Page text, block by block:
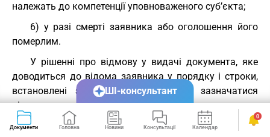
належать до компетенції уповноваженого суб’єкта;
6) у разі смерті заявника або оголошення його
померлим.
У рішенні про відмову у видачі документа, яке
доводиться до відома заявника у порядку і строки,
встановлені законодавством, мають зазначатися
підстави для відмови та порядок його оскарження.
Особа має право повторно звернутися до
уповноваженого суб’єкта із заявою у разі зміни або
Документи Головна Новини Консультації Календар Сервіси
0
ШІ-консультант